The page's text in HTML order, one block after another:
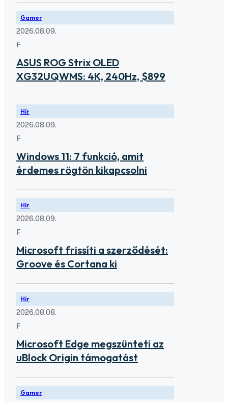
Gamer
2026.08.09.
F
ASUS ROG Strix OLED
XG32UQWMS: 4K, 240Hz, $899
Hír
2026.08.09.
F
Windows 11: 7 funkció, amit
érdemes rögtön kikapcsolni
Hír
2026.08.09.
F
Microsoft frissíti a szerződését:
Groove és Cortana ki
Hír
2026.08.08.
F
Microsoft Edge megszünteti az
uBlock Origin támogatást
Gamer